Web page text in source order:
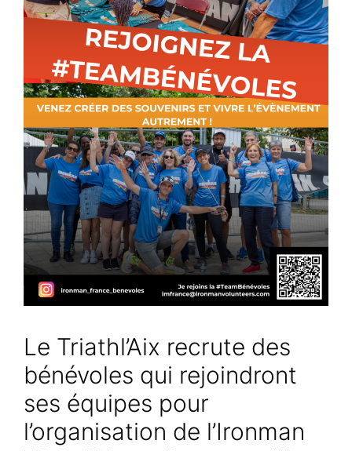
Le Triathl’Aix recrute des
bénévoles qui rejoindront
ses équipes pour
l’organisation de l’Ironman